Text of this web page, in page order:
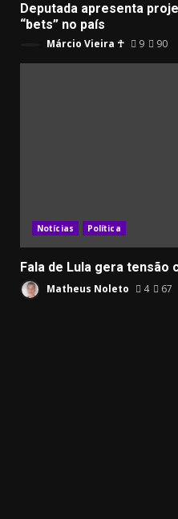
Deputada apresenta
“bets” no país
Márcio Vieira ☥ 9 90
Notícias Política
Fala de Lula gera tensão
Matheus Noleto 4 67